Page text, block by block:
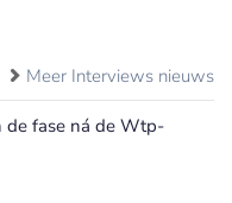
Meer Interviews nieuws
de fase ná de Wtp-